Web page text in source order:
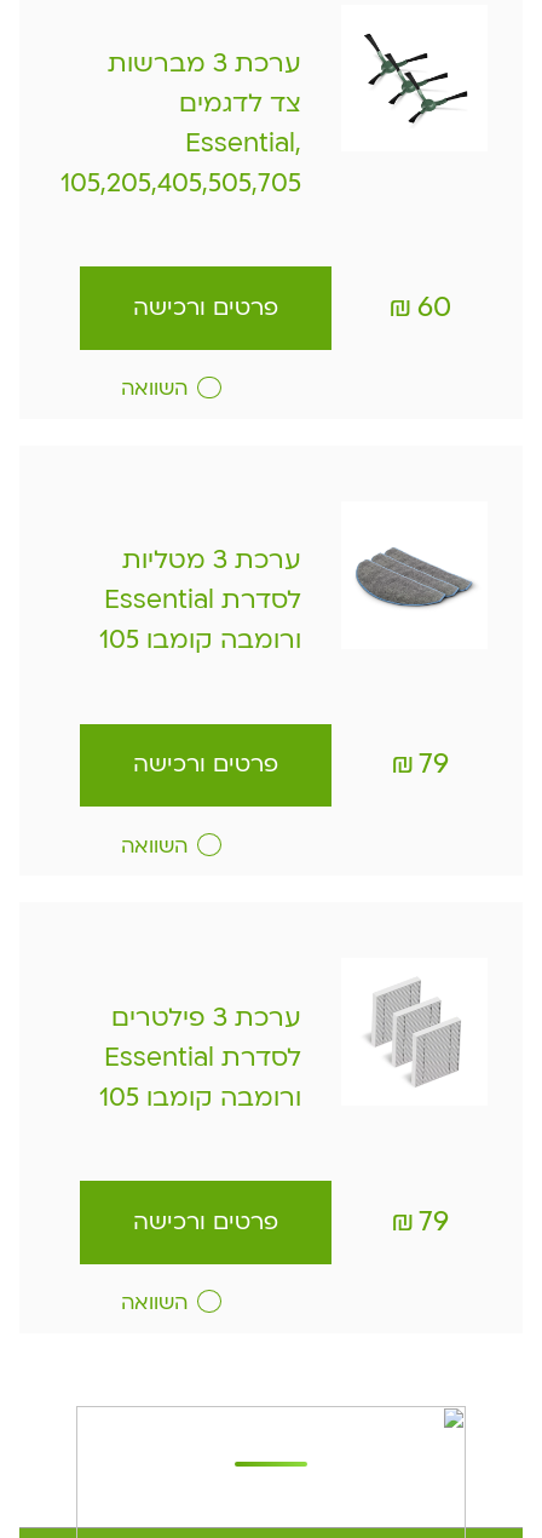
ערכת 3 מברשות
צד לדגמים
Essential,
105,205,405,505,705
₪60 פרטים ורכישה
השוואה
ערכת 3 מטליות
לסדרת Essential
ורומבה קומבו 105
₪79 פרטים ורכישה
השוואה
ערכת 3 פילטרים
לסדרת Essential
ורומבה קומבו 105
₪79 פרטים ורכישה
השוואה